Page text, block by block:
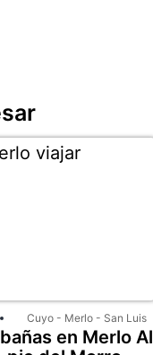
Cuyo - Merlo - San Luis
en Merlo Al